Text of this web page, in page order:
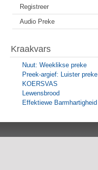
Registreer
Audio Preke
Kraakvars
Nuut: Weeklikse preke
Preek-argief: Luister preke
KOERSVAS
Lewensbrood
Effektiewe Barmhartigheid